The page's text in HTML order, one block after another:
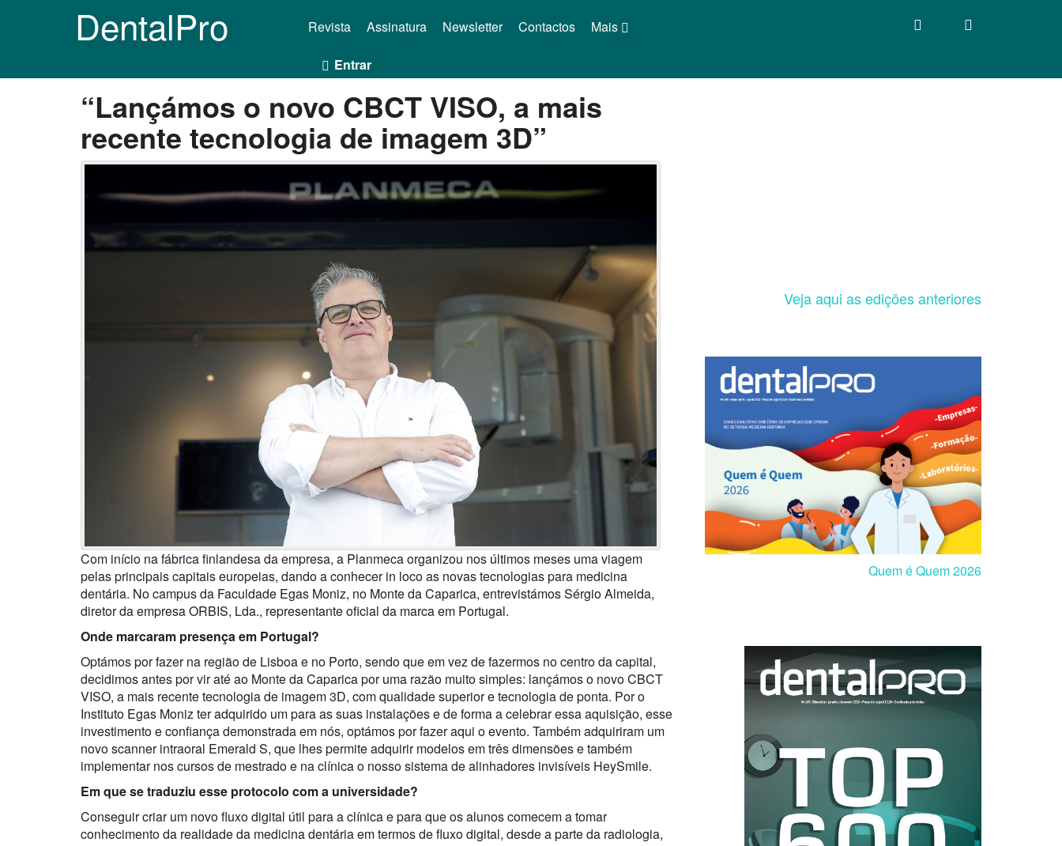
DentalPro Mais
Revista Assinatura Newsletter Contactos
Entrar
“Lançámos o novo CBCT VISO, a mais
recente tecnologia de imagem 3D”
Com início na fábrica finlandesa da empresa, a Planmeca organizou nos últimos meses uma viagem
pelas principais capitais europeias, dando a conhecer in loco as novas tecnologias para medicina
dentária. No campus da Faculdade Egas Moniz, no Monte da Caparica, entrevistámos Sérgio Almeida,
diretor da empresa ORBIS, Lda., representante oficial da marca em Portugal.
Onde marcaram presença em Portugal?
Optámos por fazer na região de Lisboa e no Porto, sendo que em vez de fazermos no centro da capital,
decidimos antes por vir até ao Monte da Caparica por uma razão muito simples: lançámos o novo CBCT
VISO, a mais recente tecnologia de imagem 3D, com qualidade superior e tecnologia de ponta. Por o
Instituto Egas Moniz ter adquirido um para as suas instalações e de forma a celebrar essa aquisição, esse
investimento e confiança demonstrada em nós, optámos por fazer aqui o evento. Também adquiriram um
novo scanner intraoral Emerald S, que lhes permite adquirir modelos em três dimensões e também
implementar nos cursos de mestrado e na clínica o nosso sistema de alinhadores invisíveis HeySmile.
Em que se traduziu esse protocolo com a universidade?
Conseguir criar um novo fluxo digital útil para a clínica e para que os alunos comecem a tomar
conhecimento da realidade da medicina dentária em termos de fluxo digital, desde a parte da radiologia,
Veja aqui as edições anteriores
Quem é Quem 2026